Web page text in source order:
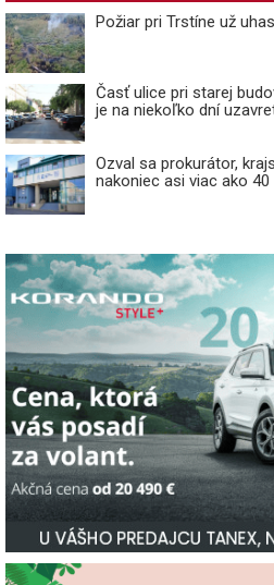
Požiar pri Trstíne už
Časť ulice pri starej
je na niekoľko dní
Ozval sa prokurátor,
nakoniec asi viac ako 40